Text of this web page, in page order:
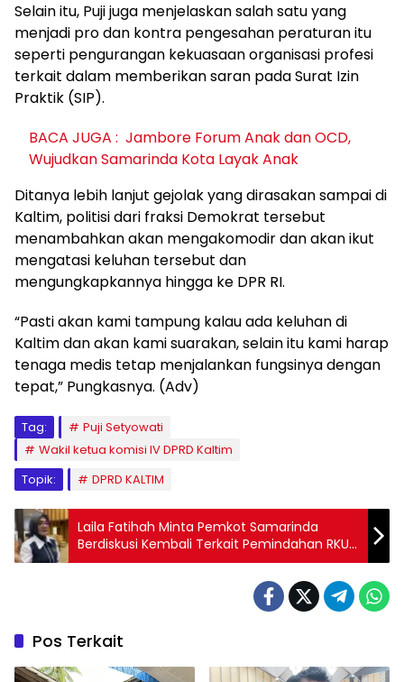
Selain itu, Puji juga menjelaskan salah satu yang
menjadi pro dan kontra pengesahan peraturan itu
seperti pengurangan kekuasaan organisasi profesi
terkait dalam memberikan saran pada Surat Izin
Praktik (SIP).
BACA JUGA : Jambore Forum Anak dan OCD,
Wujudkan Samarinda Kota Layak Anak
Ditanya lebih lanjut gejolak yang dirasakan sampai di
Kaltim, politisi dari fraksi Demokrat tersebut
menambahkan akan mengakomodir dan akan ikut
mengatasi keluhan tersebut dan
mengungkapkannya hingga ke DPR RI.
“Pasti akan kami tampung kalau ada keluhan di
Kaltim dan akan kami suarakan, selain itu kami harap
tenaga medis tetap menjalankan fungsinya dengan
tepat,” Pungkasnya. (Adv)
Tag:
Puji Setyowati
Wakil ketua komisi IV DPRD Kaltim
Topik:
DPRD KALTIM
Laila Fatihah Minta Pemkot Samarinda
Berdiskusi Kembali Terkait Pemindahan RKUD
Ke Bank Pemerintah Lainnya
Pos Terkait